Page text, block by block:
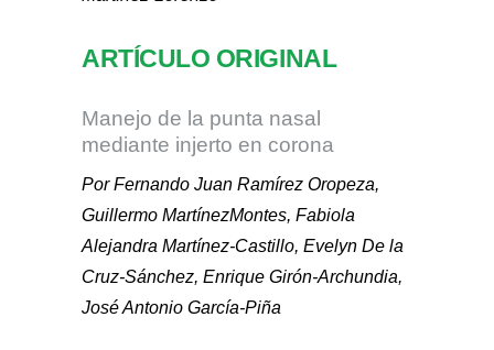
ARTÍCULO ORIGINAL
Manejo de la punta nasal
mediante injerto en corona
Por Fernando Juan Ramírez Oropeza,
Guillermo MartínezMontes, Fabiola
Alejandra Martínez-Castillo, Evelyn De la
Cruz-Sánchez, Enrique Girón-Archundia,
José Antonio García-Piña